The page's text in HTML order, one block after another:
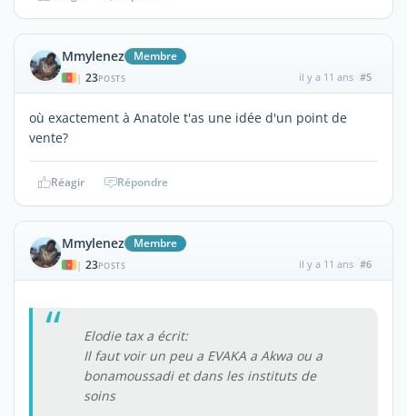
Mmylenez Membre
| 23POSTS il y a 11 ans #5
où exactement à Anatole t'as une idée d'un point de
vente?
Réagir Répondre
Mmylenez Membre
| 23POSTS il y a 11 ans #6
Elodie tax a écrit:
Il faut voir un peu a EVAKA a Akwa ou a
bonamoussadi et dans les instituts de
soins